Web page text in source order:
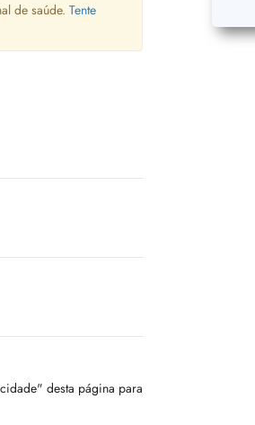
de saúde. Tente
desta página para